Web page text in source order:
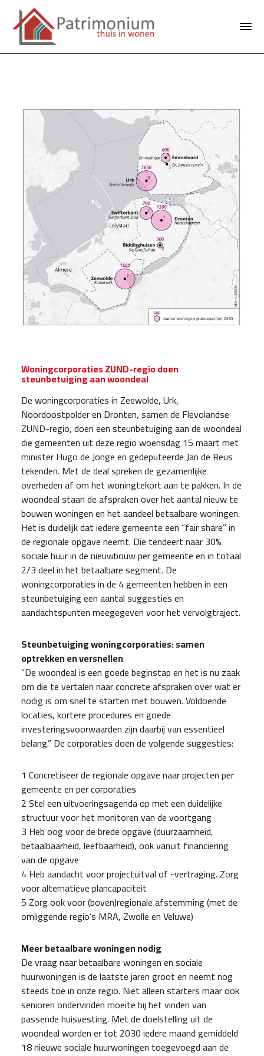
Woningcorporaties ZUND-regio doen
steunbetuiging aan woondeal
De woningcorporaties in Zeewolde, Urk,
Noordoostpolder en Dronten, samen de Flevolandse
ZUND-regio, doen een steunbetuiging aan de woondeal
die gemeenten uit deze regio woensdag 15 maart met
minister Hugo de Jonge en gedeputeerde Jan de Reus
tekenden. Met de deal spreken de gezamenlijke
overheden af om het woningtekort aan te pakken. In de
woondeal staan de afspraken over het aantal nieuw te
bouwen woningen en het aandeel betaalbare woningen.
Het is duidelijk dat iedere gemeente een “fair share” in
de regionale opgave neemt. Die tendeert naar 30%
sociale huur in de nieuwbouw per gemeente en in totaal
2/3 deel in het betaalbare segment. De
woningcorporaties in de 4 gemeenten hebben in een
steunbetuiging een aantal suggesties en
aandachtspunten meegegeven voor het vervolgtraject.
Steunbetuiging woningcorporaties: samen
optrekken en versnellen
“De woondeal is een goede beginstap en het is nu zaak
om die te vertalen naar concrete afspraken over wat er
nodig is om snel te starten met bouwen. Voldoende
locaties, kortere procedures en goede
investeringsvoorwaarden zijn daarbij van essentieel
belang.” De corporaties doen de volgende suggesties:
1 Concretiseer de regionale opgave naar projecten per
gemeente en per corporaties
2 Stel een uitvoeringsagenda op met een duidelijke
structuur voor het monitoren van de voortgang
3 Heb oog voor de brede opgave (duurzaamheid,
betaalbaarheid, leefbaarheid), ook vanuit financiering
van de opgave
4 Heb aandacht voor projectuitval of -vertraging. Zorg
voor alternatieve plancapaciteit
5 Zorg ook voor (boven)regionale afstemming (met de
omliggende regio’s MRA, Zwolle en Veluwe)
Meer betaalbare woningen nodig
De vraag naar betaalbare woningen en sociale
huurwoningen is de laatste jaren groot en neemt nog
steeds toe in onze regio. Niet alleen starters maar ook
senioren ondervinden moeite bij het vinden van
passende huisvesting. Met de doelstelling uit de
woondeal worden er tot 2030 iedere maand gemiddeld
18 nieuwe sociale huurwoningen toegevoegd aan de